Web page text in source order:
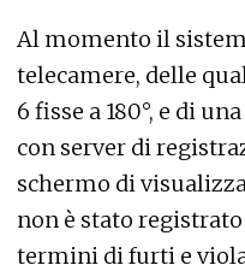
Al momento il
telecamere, delle
6 fisse a 180°, e di
con server di
schermo di
non è stato
termini di furti e